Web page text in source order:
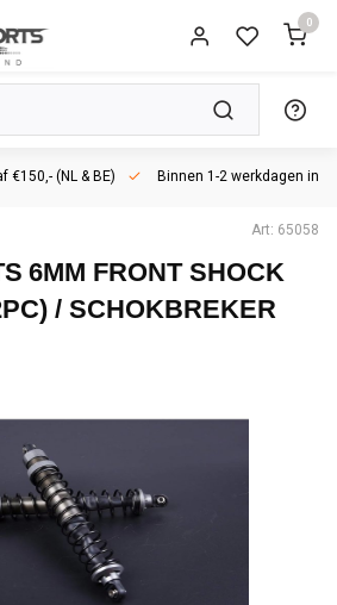
0
€150,- (NL & BE) Binnen 1-2 werkdagen in
Art: 65058
6MM FRONT SHOCK
/ SCHOKBREKER